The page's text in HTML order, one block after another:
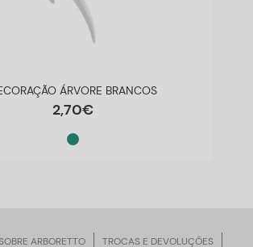
ÁRVORE BRANCOS
2,70€
SOBRE ARBORETTO TROCAS E DEVOLUÇÕES